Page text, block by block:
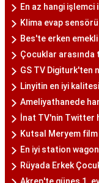
En az hangi işlemci
Klima evap
Bes'te erken
Çocuklar arasında
GS TV Digiturk'ten
Linyitin en iyi
Ameliyathanede
İnat TV'nin Twitter
Kutsal Meryem
En iyi station
Rüyada Erkek